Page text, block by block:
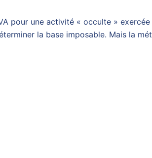
pour une activité « occulte » exercée
la base imposable. Mais la